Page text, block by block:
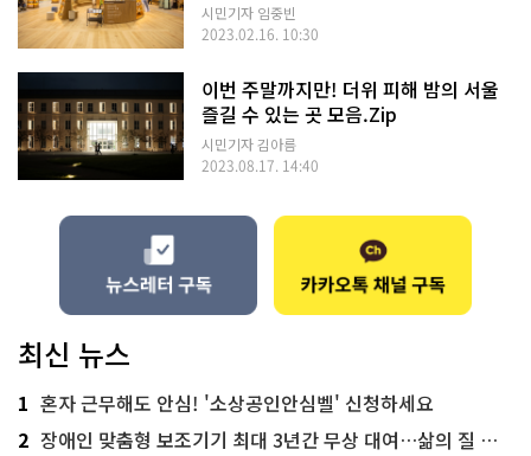
시민기자 임중빈
2023.02.16. 10:30
이번 주말까지만! 더위 피해 밤의 서울
즐길 수 있는 곳 모음.Zip
시민기자 김아름
2023.08.17. 14:40
최신 뉴스
1 혼자 근무해도 안심! '소상공인안심벨' 신청하세요
2 장애인 맞춤형 보조기기 최대 3년간 무상 대여…삶의 질 높인다